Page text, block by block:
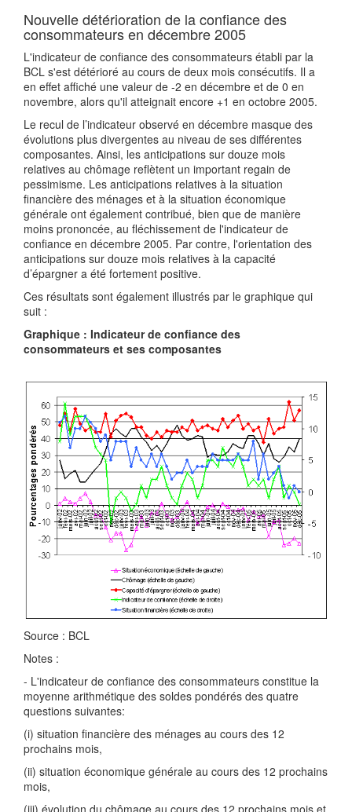
Nouvelle détérioration de la confiance des
consommateurs en décembre 2005
L'indicateur de confiance des consommateurs établi par la
BCL s'est détérioré au cours de deux mois consécutifs. Il a
en effet affiché une valeur de -2 en décembre et de 0 en
novembre, alors qu'il atteignait encore +1 en octobre 2005.
Le recul de l’indicateur observé en décembre masque des
évolutions plus divergentes au niveau de ses différentes
composantes. Ainsi, les anticipations sur douze mois
relatives au chômage reflètent un important regain de
pessimisme. Les anticipations relatives à la situation
financière des ménages et à la situation économique
générale ont également contribué, bien que de manière
moins prononcée, au fléchissement de l'indicateur de
confiance en décembre 2005. Par contre, l'orientation des
anticipations sur douze mois relatives à la capacité
d’épargner a été fortement positive.
Ces résultats sont également illustrés par le graphique qui
suit :
Graphique : Indicateur de confiance des
consommateurs et ses composantes
Source : BCL
Notes :
- L'indicateur de confiance des consommateurs constitue la
moyenne arithmétique des soldes pondérés des quatre
questions suivantes:
(i) situation financière des ménages au cours des 12
prochains mois,
(ii) situation économique générale au cours des 12 prochains
mois,